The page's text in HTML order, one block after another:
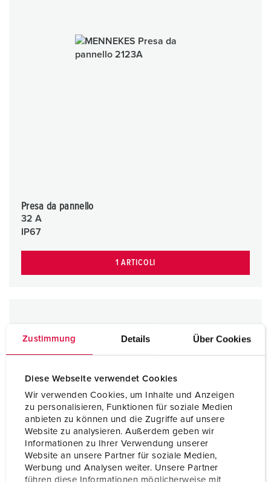
Zustimmung Details Über Cookies
Diese Webseite verwendet Cookies
Wir verwenden Cookies, um Inhalte und Anzeigen
zu personalisieren, Funktionen für soziale Medien
anbieten zu können und die Zugriffe auf unsere
Website zu analysieren. Außerdem geben wir
Informationen zu Ihrer Verwendung unserer
Website an unsere Partner für soziale Medien,
Werbung und Analysen weiter. Unsere Partner
führen diese Informationen möglicherweise mit
Presa da pannello
32 A
IP67
1 ARTICOLI